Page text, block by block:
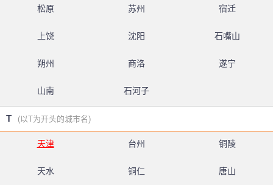
松原 苏州 宿迁
上饶 沈阳 石嘴山
朔州 商洛 遂宁
山南 石河子
T (以T为开头的城市名)
天津 台州 铜陵
天水 铜仁 唐山